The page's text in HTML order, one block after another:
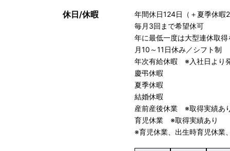
休日/休暇
年間休日124日（＋夏季休暇
毎月3回まで希望休可
年に最低一度は大型連休取
月10～11日休み／シフト制
年次有給休暇 ※入社日より
慶弔休暇
夏季休暇
結婚休暇
産前産後休業 ※取得実績あ
育児休業 ※取得実績あり
※育児休業、出生時育児休業